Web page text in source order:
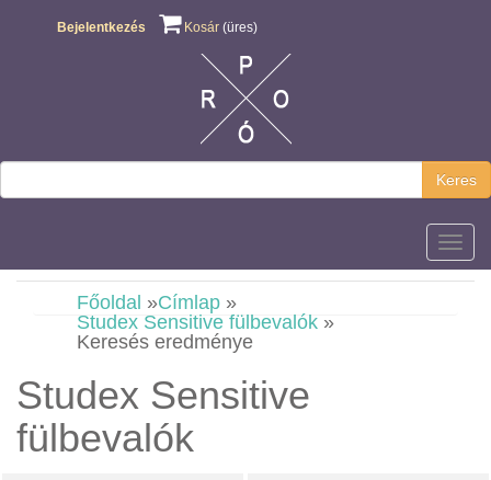
Bejelentkezés Kosár (üres)
Keres
Főoldal »Címlap »
Studex Sensitive fülbevalók »
Keresés eredménye
Studex Sensitive
fülbevalók